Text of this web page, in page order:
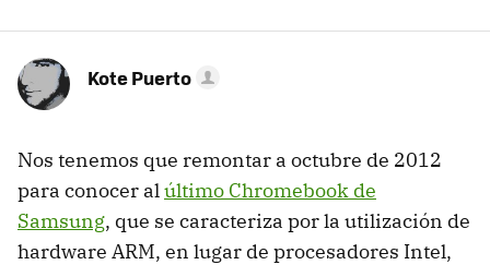
Kote Puerto
Nos tenemos que remontar a octubre de 2012
para conocer alúltimo Chromebook de
Samsung, que se caracteriza por la utilización de
hardware ARM, en lugar de procesadores Intel,